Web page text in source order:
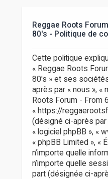
Reggae Roots
80's - Politique de
Cette politique
« Reggae Roots
80's » et ses
après par « nous », «
Roots Forum - From
« https://
(désigné ci-après par
« logiciel phpBB », «
« phpBB Limited », «
n’importe quelle
n’importe quelle
part (désignée ci-